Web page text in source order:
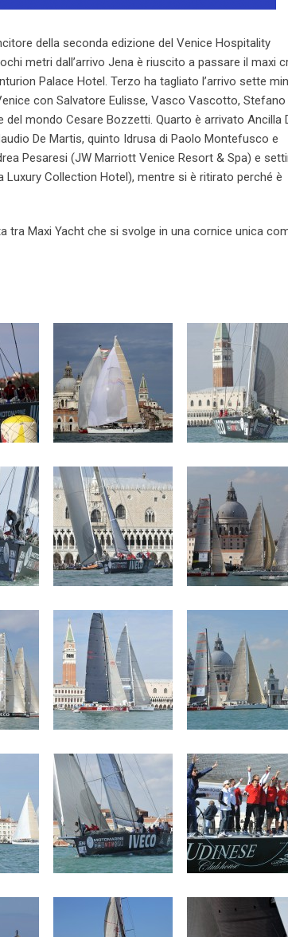
della seconda edizione del Venice Hospitality
metri dall’arrivo Jena è riuscito a passare il maxi
Palace Hotel. Terzo ha tagliato l’arrivo sette
con Salvatore Eulisse, Vasco Vascotto, Stefano
mondo Cesare Bozzetti. Quarto è arrivato Ancilla
De Martis, quinto Idrusa di Paolo Montefusco e
Pesaresi (JW Marriott Venice Resort & Spa) e
Collection Hotel), mentre si è ritirato perché è
tra Maxi Yacht che si svolge in una cornice unica